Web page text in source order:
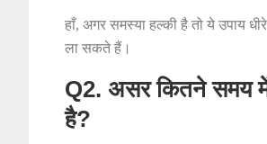
हाँ, अगर समस्या हल्की है तो ये उपाय
ला सकते हैं।
Q2. असर कितने समय
है?